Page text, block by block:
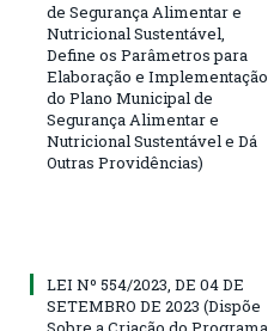
de Segurança Alimentar e
Nutricional Sustentável,
Define os Parâmetros para
Elaboração e Implementação
do Plano Municipal de
Segurança Alimentar e
Nutricional Sustentável e Dá
Outras Providências)
LEI Nº 554/2023, DE 04 DE
SETEMBRO DE 2023 (Dispõe